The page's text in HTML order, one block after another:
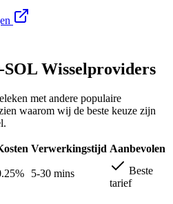
Wisselproviders
met andere populaire
waarom wij de beste keuze zijn
Verwerkingstijd Aanbevolen
5-30 mins
Beste
tarief